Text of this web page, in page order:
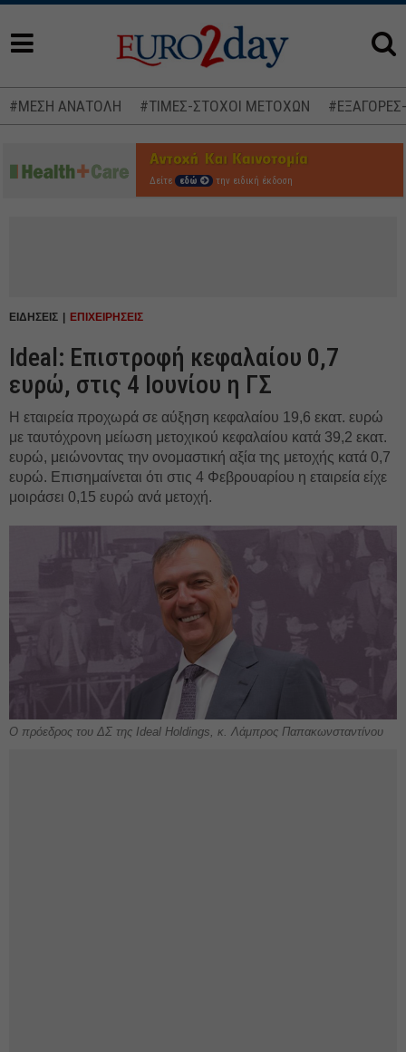
#ΜΕΣΗ ΑΝΑΤΟΛΗ #ΤΙΜΕΣ-ΣΤΟΧΟΙ ΜΕΤΟΧΩΝ
Δείτε εδώ την ειδική έκδοση
ΕΙΔΗΣΕΙΣ ΕΠΙΧΕΙΡΗΣΕΙΣ
Ideal: Επιστροφή κεφαλαίου 0,7
ευρώ, στις 4 Ιουνίου η ΓΣ
Η εταιρεία προχωρά σε αύξηση κεφαλαίου 19,6 εκατ. ευρώ
με ταυτόχρονη μείωση μετοχικού κεφαλαίου κατά 39,2 εκατ.
ευρώ, μειώνοντας την ονομαστική αξία της μετοχής κατά 0,7
ευρώ. Επισημαίνεται ότι στις 4 Φεβρουαρίου η εταιρεία είχε
μοιράσει 0,15 ευρώ ανά μετοχή.
Ο πρόεδρος του ΔΣ της Ideal Holdings, κ. Λάμπρος Παπακωνσταντίνου